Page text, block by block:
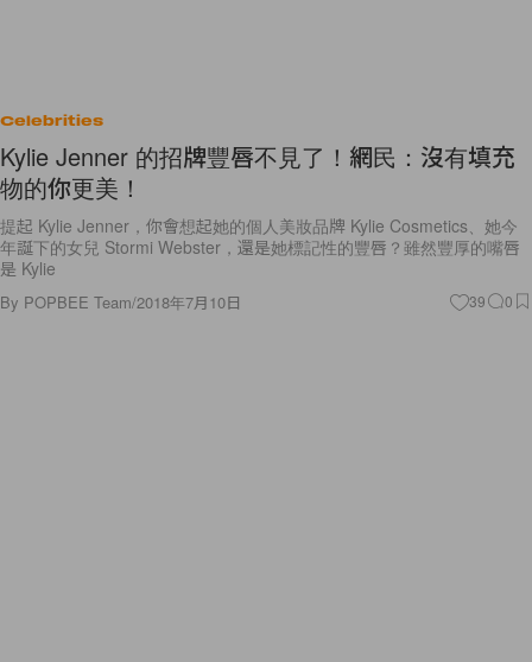
Celebrities
Kylie Jenner 的招牌豐唇不見了！網民：沒有填充
物的你更美！
提起 Kylie Jenner，你會想起她的個人美妝品牌 Kylie Cosmetics、她今
年誕下的女兒 Stormi Webster，還是她標記性的豐唇？雖然豐厚的嘴唇
是 Kylie
By POPBEE Team/2018年7月10日 39 0